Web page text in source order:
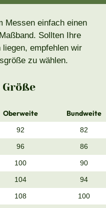
Messen einfach einen
Sollten Ihre
empfehlen wir
zu wählen.
Oberweite
Bundweite
92 82
96 86
100 90
104 94
108 100